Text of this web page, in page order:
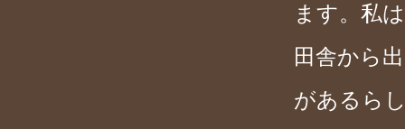
ます。私
田舎から
があるら